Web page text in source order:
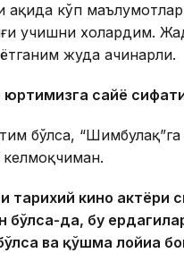
ҳақида кўп
учишни хоҳлардим.
жуда ачинарли.
юртимизга сайёҳ
бўлса,
тарихий кино
бўлса-да, бу
ва қўшма лойиҳа